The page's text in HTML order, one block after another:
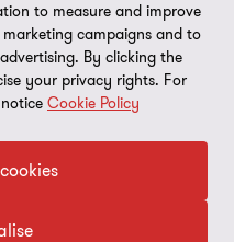
(RSE)
S.E.N.C.R.L. et ses
to measure and improve
campaigns and to
By clicking the
your privacy rights. For
Cookie Policy